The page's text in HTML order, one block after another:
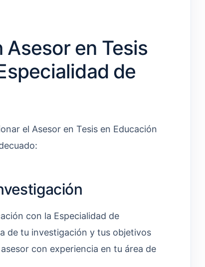
en Tesis
de
el Asesor en Tesis en Educación
con la Especialidad de
de tu investigación y tus objetivos
con experiencia en tu área de